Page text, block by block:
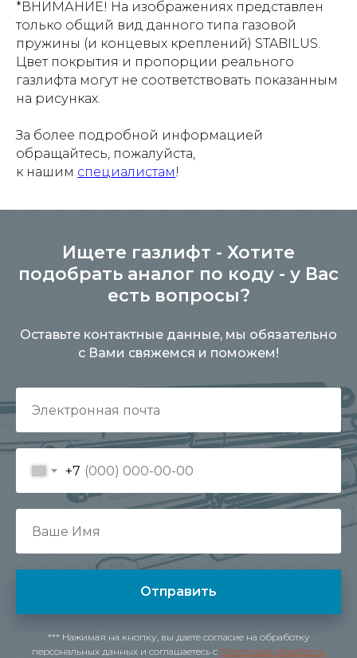
*ВНИМАНИЕ! На изображениях представлен
только общий вид данного типа газовой
пружины (и концевых креплений) STABILUS.
Цвет покрытия и пропорции реального
газлифта могут не соответствовать показанным
на рисунках.
За более подробной информацией
обращайтесь, пожалуйста,
к нашим специалистам!
Ищете газлифт - Хотите
подобрать аналог по коду - у Вас
есть вопросы?
Оставьте контактные данные, мы обязательно
с Вами свяжемся и поможем!
+7
Отправить
*** Нажимая на кнопку, вы даете согласие на обработку
персональных данных и соглашаетесь c Политикой обработки